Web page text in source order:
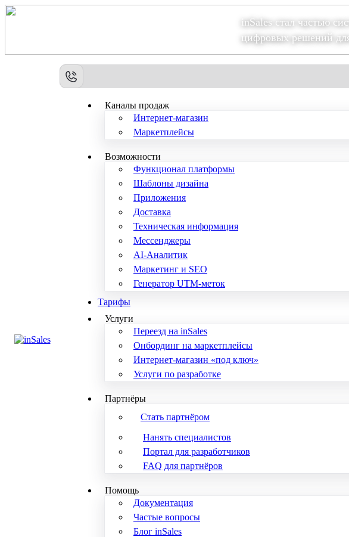
inSales стал частью
цифровых решений
Каналы продаж
Интернет-магазин
Маркетплейсы
Возможности
Функционал платформы
Шаблоны дизайна
Приложения
Доставка
Техническая информация
Мессенджеры
AI-Аналитик
Маркетинг и SEO
Генератор UTM-меток
Тарифы
Услуги
Переезд на inSales
Онбординг на маркетплейсы
Интернет-магазин «под ключ»
Услуги по разработке
Партнёры
Стать партнёром
Нанять специалистов
Портал для разработчиков
FAQ для партнёров
Помощь
Документация
Частые вопросы
Блог inSales